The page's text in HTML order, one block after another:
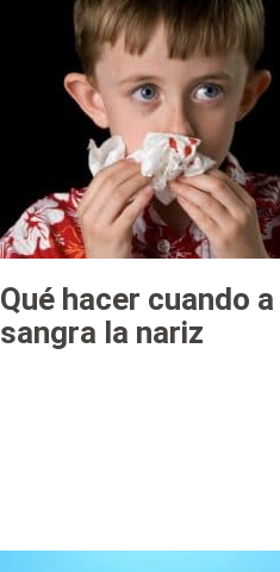
Qué hacer cuando
sangra la nariz